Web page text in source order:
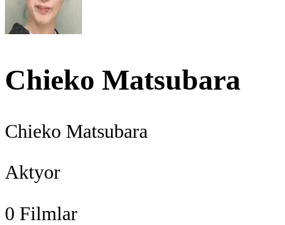
Chieko Matsubara
Chieko Matsubara
Aktyor
0 Filmlar